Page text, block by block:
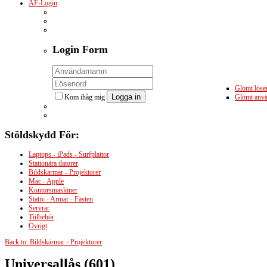
ÅF-Login
Login Form
Kom ihåg mig Logga in
Glömt
Glömt
Stöldskydd För:
Laptops - iPads - Surfplattor
Stationära datorer
Bildskärmar - Projektorer
Mac - Apple
Kontorsmaskiner
Stativ - Armar - Fästen
Servrar
Tiilbehör
Övrigt
Back to: Bildskärmar - Projektorer